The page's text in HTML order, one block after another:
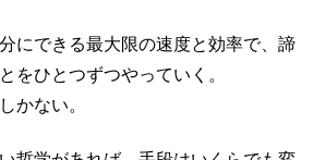
にできる最大限の速度と効率で、諦
をひとつずつやっていく。
かない。